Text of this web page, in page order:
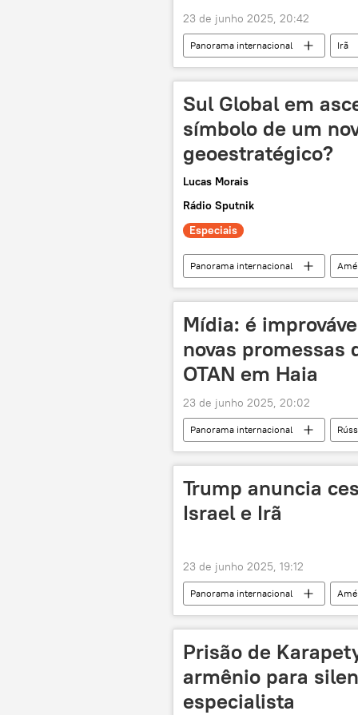
23 de junho 2025, 20:42
Panorama internacional Irã
Rússia
Israel
Sul Global em
símbolo de um
geoestratégico?
Lucas Morais
Rádio Sputnik
Especiais
Panorama internacional
Oriente Médio e África
Sul
cooperação multilateral
Mídia: é
novas promessas
OTAN em Haia
23 de junho 2025, 20:02
Panorama internacional
Ucrânia
OTAN Haia
Trump anuncia
Israel e Irã
23 de junho 2025, 19:12
Panorama internacional
Israel
Oriente Médio
Prisão de
armênio para
especialista